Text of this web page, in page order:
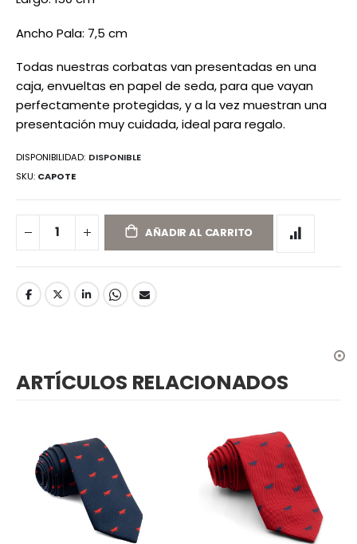
Ancho Pala: 7,5 cm
Todas nuestras corbatas van presentadas en una
caja, envueltas en papel de seda, para que vayan
perfectamente protegidas, y a la vez muestran una
presentación muy cuidada, ideal para regalo.
DISPONIBILIDAD: DISPONIBLE
SKU CAPOTE
AÑADIR AL CARRITO
ARTÍCULOS RELACIONADOS